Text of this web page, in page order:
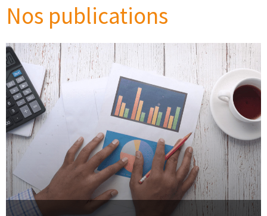
Nos publications